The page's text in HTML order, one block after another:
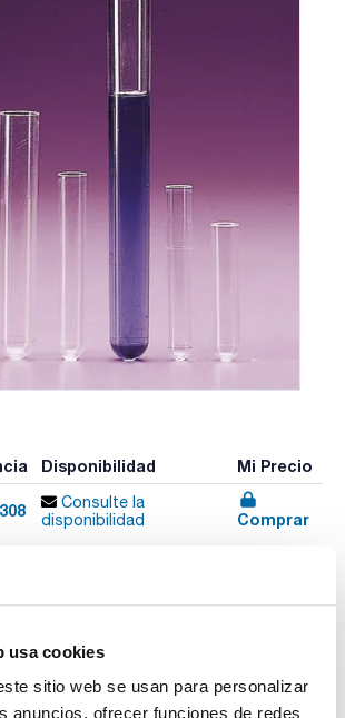
usa cookies
sitio web se usan para personalizar
anuncios, ofrecer funciones de redes
Disponibilidad Mi Precio
Consulte la
disponibilidad
Comprar
de ensayo de PS. Coagulómetro